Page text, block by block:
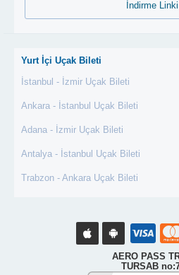
Yurt İçi Uçak Bileti
İstanbul - İzmir Uçak Bileti
Ankara - İstanbul Uçak Bileti
Adana - İzmir Uçak Bileti
Antalya - İstanbul Uçak Bileti
Trabzon - Ankara Uçak Bileti
AERO PASS
TURSAB